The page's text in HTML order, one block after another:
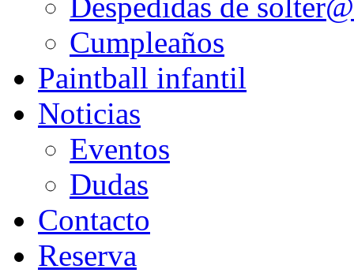
Cumpleaños
Paintball infantil
Noticias
Eventos
Dudas
Contacto
Reserva